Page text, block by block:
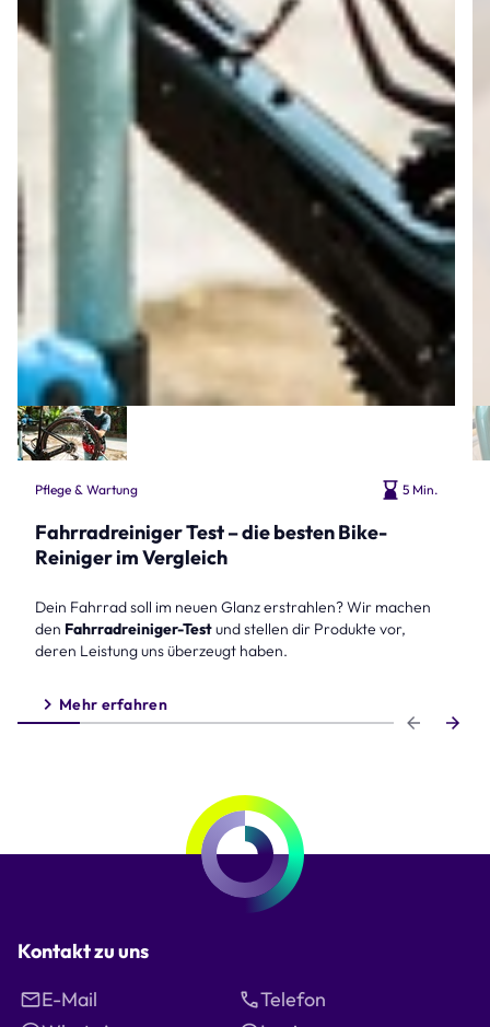
Pflege & Wartung 5 Min.
Fahrradreiniger Test – die besten Bike-
Reiniger im Vergleich
Dein Fahrrad soll im neuen Glanz erstrahlen? Wir machen
den Fahrradreiniger-Testund stellen dir Produkte vor,
deren Leistung uns überzeugt haben.
Mehr erfahren
Kontakt zu uns
E-Mail
Telefon